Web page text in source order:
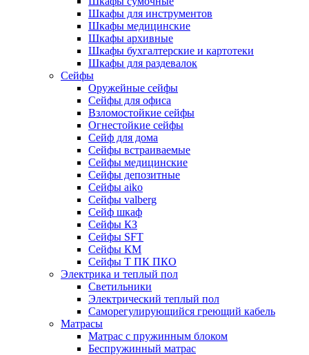
Шкафы для инструментов
Шкафы медицинские
Шкафы архивные
Шкафы бухгалтерские и картотеки
Шкафы для раздевалок
Сейфы
Оружейные сейфы
Сейфы для офиса
Взломостойкие сейфы
Огнестойкие сейфы
Cейф для дома
Сейфы встраиваемые
Сейфы медицинские
Сейфы депозитные
Сейфы aiko
Сейфы valberg
Сейф шкаф
Сейфы КЗ
Сейфы SFT
Сейфы КМ
Сейфы Т ПК ПКО
Электрика и теплый пол
Светильники
Электрический теплый пол
Саморегулирующийся греющий кабель
Матрасы
Матрас с пружинным блоком
Беспружинный матрас